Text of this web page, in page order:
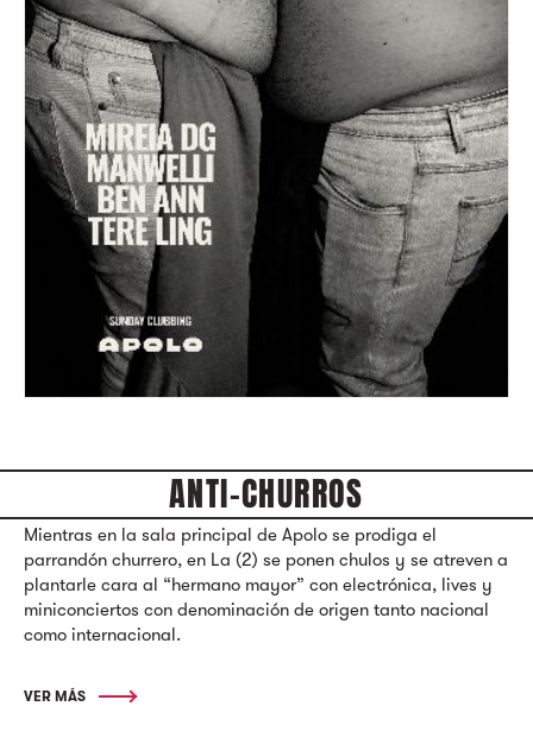
ANTI-CHURROS
Mientras en la sala principal de Apolo se prodiga el
parrandón churrero, en La (2) se ponen chulos y se atreven a
plantarle cara al “hermano mayor” con electrónica, lives y
miniconciertos con denominación de origen tanto nacional
como internacional.
VER MÁS